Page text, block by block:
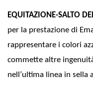
EQUITAZIONE-SALTO
per la prestazione di
rappresentare i colori
commette altre
nell’ultima linea in sella